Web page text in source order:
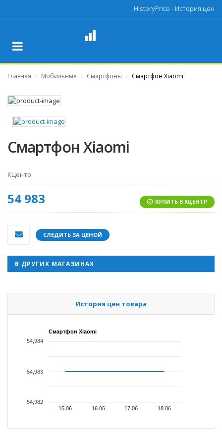
HistoryPrice - История цен
Главная / Мобильные / Смартфоны / Смартфон Xiaomi
Смартфон Xiaomi
КЦентр
54 983 КУПИТЬ В КЦЕНТР
СЛЕДИТЬ ЗА ЦЕНОЙ
В ДРУГИХ МАГАЗИНАХ
История цен товара
Смартфон Xiaomi
15.06 16.06 17.06 18.06
54,982
54,983
54,984